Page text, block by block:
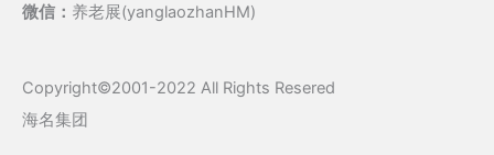
微信： 养老展(yanglaozhanHM)
Copyright©2001-2022 All Rights Resered
海名集团